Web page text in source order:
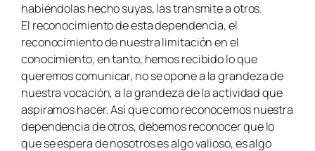
habiéndolas hecho suyas, las transmite a otros.
El reconocimiento de esta dependencia, el
reconocimiento de nuestra limitación en el
conocimiento, en tanto, hemos recibido lo que
queremos comunicar, no se opone a la grandeza de
nuestra vocación, a la grandeza de la actividad que
aspiramos hacer. Así que como reconocemos nuestra
dependencia de otros, debemos reconocer que lo
que se espera de nosotros es algo valioso, es algo